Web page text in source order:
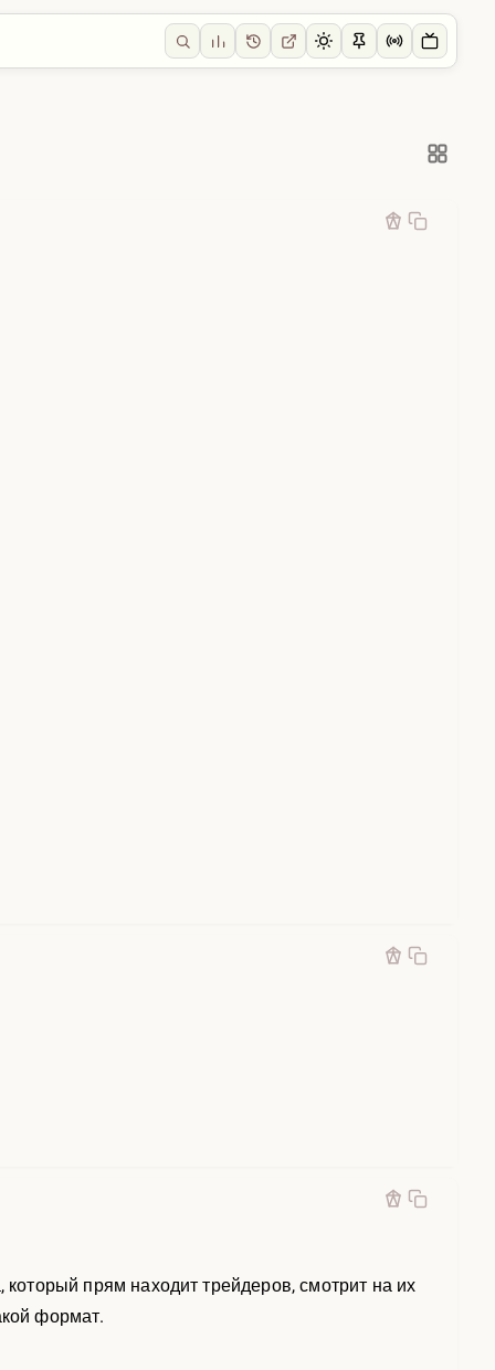
прям находит трейдеров, смотрит на их
формат.